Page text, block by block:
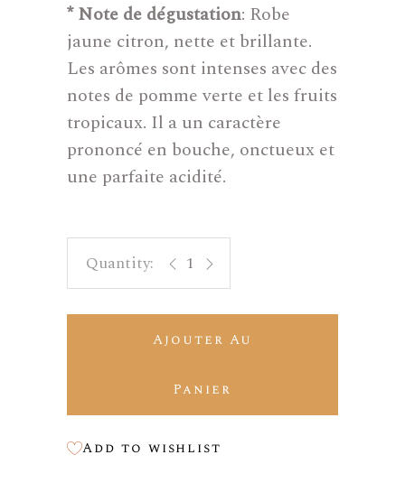
* Note de dégustation: Robe
jaune citron, nette et brillante.
Les arômes sont intenses avec des
notes de pomme verte et les fruits
tropicaux. Il a un caractère
prononcé en bouche, onctueux et
une parfaite acidité.
Charlotte quantity
Ajouter Au
Panier
Add to wishlist